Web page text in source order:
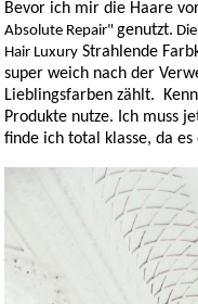
Bevor ich mir die Haare
Absolute Repair" genutzt.
Hair Luxury Strahlende
super weich nach der
Lieblingsfarben zählt.
Produkte nutze. Ich muss
finde ich total klasse, da